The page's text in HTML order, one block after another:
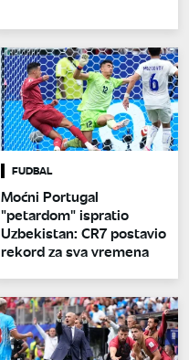
FUDBAL
Moćni Portugal
"petardom" ispratio
Uzbekistan: CR7 postavio
rekord za sva vremena